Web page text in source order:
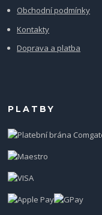
Obchodní podmínky
Kontakty
Doprava a platba
PLATBY